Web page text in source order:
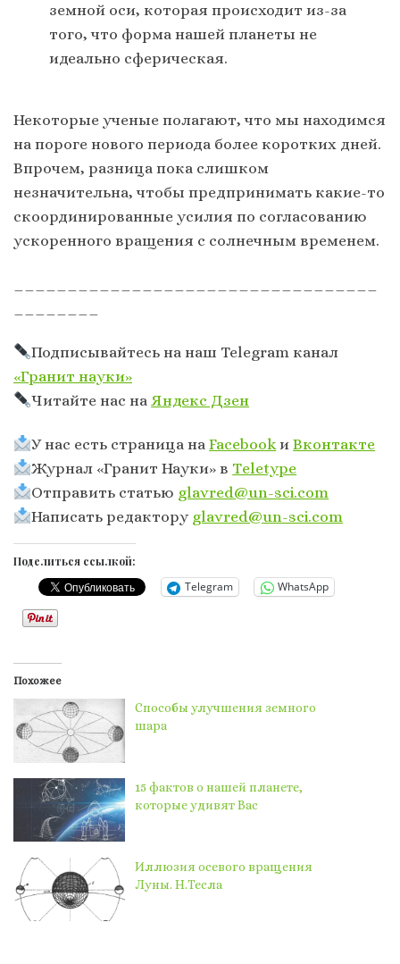
земной оси, которая происходит из-за
того, что форма нашей планеты не
идеально сферическая.
Некоторые ученые полагают, что мы находимся
на пороге нового периода более коротких дней.
Впрочем, разница пока слишком
незначительна, чтобы предпринимать какие-то
скоординированные усилия по согласованию
ускоренного вращения с солнечным временем.
Подписывайтесь на наш Telegram канал
«Гранит науки»
Читайте нас наЯндекс Дзен
У нас есть страница наFacebook иВконтакте
Журнал «Гранит Науки» в Тeletype
Отправить статью glavred@un-sci.com
Написать редактору glavred@un-sci.com
Поделиться ссылкой:
Telegram WhatsApp
Похожее
Способы улучшения земного
шара
15 фактов о нашей планете,
которые удивят Вас
Иллюзия осевого вращения
Луны. Н.Тесла